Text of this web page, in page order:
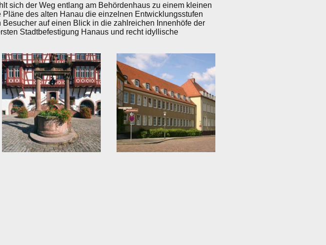
sich der Weg entlang am Behördenhaus zu einem kleinen
des alten Hanau die einzelnen Entwicklungsstufen
auf einen Blick in die zahlreichen Innenhöfe der
Stadtbefestigung Hanaus und recht idyllische